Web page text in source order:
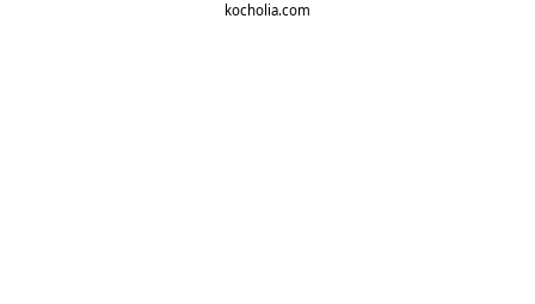
kocholia.com